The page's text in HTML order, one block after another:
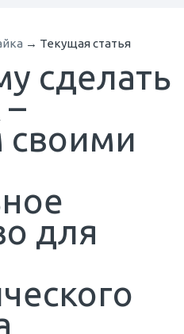
→ Текущая статья
сделать
своими
для